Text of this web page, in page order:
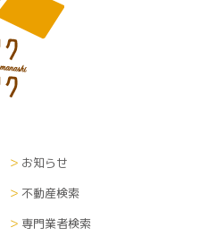
お知らせ
不動産検索
専門業者検索